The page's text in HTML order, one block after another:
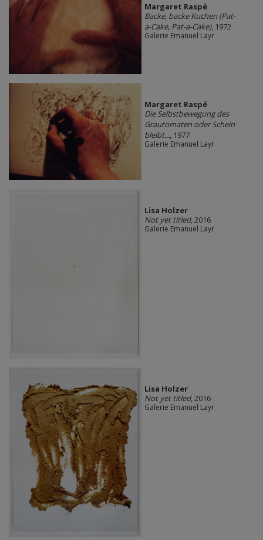
Margaret Raspé
Backe, backe Kuchen (Pat-
a-Cake, Pat-a-Cake), 1972
Galerie Emanuel Layr
Margaret Raspé
Die Selbstbewegung des
Grautomaten oder Schein
bleibt..., 1977
Galerie Emanuel Layr
Lisa Holzer
Not yet titled, 2016
Galerie Emanuel Layr
Lisa Holzer
Not yet titled, 2016
Galerie Emanuel Layr